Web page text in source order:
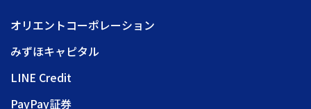
オリエントコーポレーション
みずほキャピタル
LINE Credit
PayPay証券